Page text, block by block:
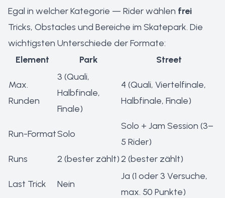
Egal in welcher Kategorie — Rider wählen frei
Tricks, Obstacles und Bereiche im Skatepark. Die
wichtigsten Unterschiede der Formate:
Element
Park Street
Max.
Runden
3 (Quali,
Halbfinale,
Finale)
4 (Quali, Viertelfinale,
Halbfinale, Finale)
Run-FormatSolo
Solo + Jam Session (3–
5 Rider)
Runs
2 (bester zählt)2 (bester zählt)
Last Trick Nein
Ja (1 oder 3 Versuche,
max. 50 Punkte)